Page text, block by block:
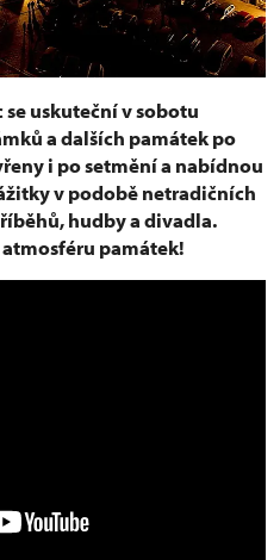
uskuteční v sobotu
a dalších památek po
i po setmění a nabídnou
v podobě netradičních
hudby a divadla.
památek!